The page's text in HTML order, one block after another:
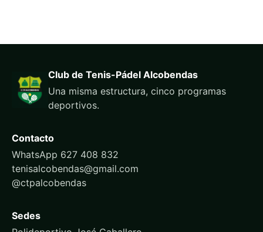
Club de Tenis-Pádel Alcobendas
Una misma estructura, cinco programas
deportivos.
Contacto
WhatsApp 627 408 832
tenisalcobendas@gmail.com
@ctpalcobendas
Sedes